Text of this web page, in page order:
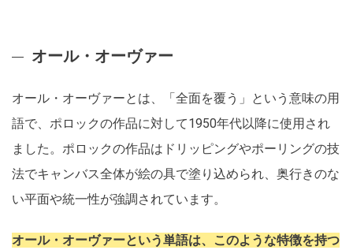
オール・オーヴァー
オール・オーヴァーとは、「全面を覆う」という意味の用
語で、ポロックの作品に対して1950年代以降に使用され
ました。ポロックの作品はドリッピングやポーリングの技
法でキャンバス全体が絵の具で塗り込められ、奥行きのな
い平面や統一性が強調されています。
オール・オーヴァーという単語は、このような特徴を持つ